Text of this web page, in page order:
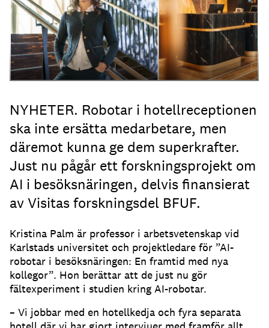
NYHETER. Robotar i hotellreceptionen
ska inte ersätta medarbetare, men
däremot kunna ge dem superkrafter.
Just nu pågår ett forskningsprojekt om
AI i besöksnäringen, delvis finansierat
av Visitas forskningsdel BFUF.
Kristina Palm är professor i arbetsvetenskap vid
Karlstads universitet och projektledare för ”AI-
robotar i besöksnäringen: En framtid med nya
kollegor”. Hon berättar att de just nu gör
fältexperiment i studien kring AI-robotar.
– Vi jobbar med en hotellkedja och fyra separata